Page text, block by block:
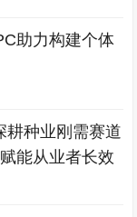
助力构建个体
耕种业刚需赛道
能从业者长效